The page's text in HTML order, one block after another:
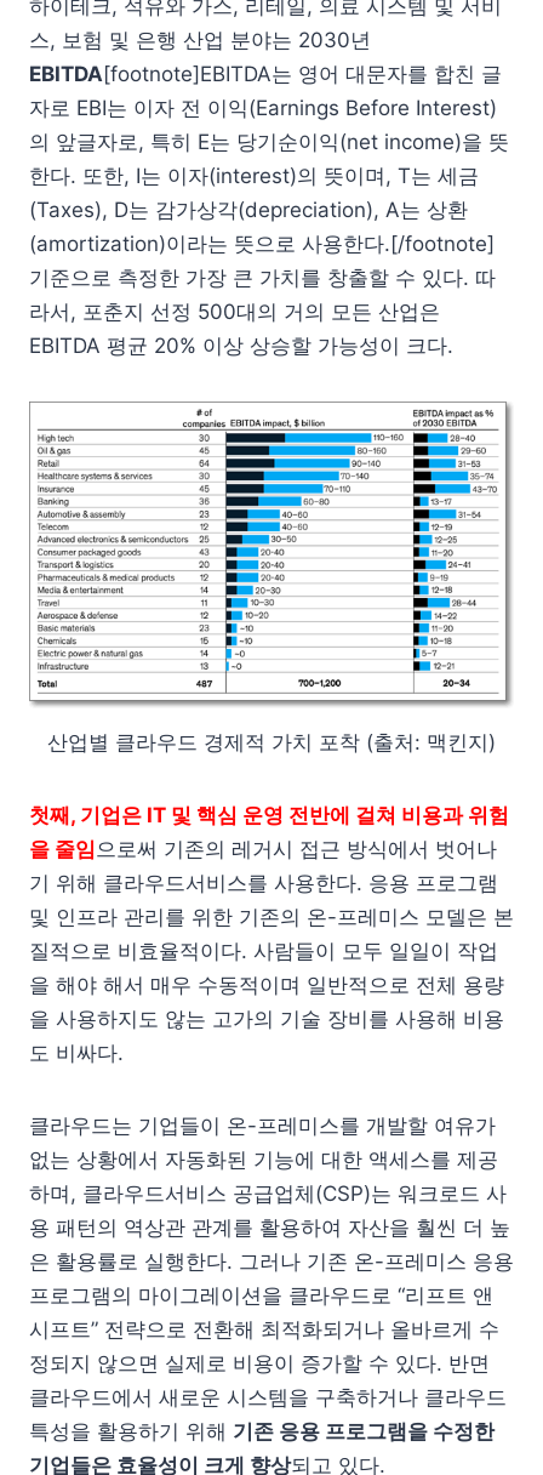
하이테크, 석유와 가스, 리테일, 의료 시스템 및 서비
스, 보험 및 은행 산업 분야는 2030년
EBITDA[footnote]EBITDA는 영어 대문자를 합친 글
자로 EBI는 이자 전 이익(Earnings Before Interest)
의 앞글자로, 특히 E는 당기순이익(net income)을 뜻
한다. 또한, I는 이자(interest)의 뜻이며, T는 세금
(Taxes), D는 감가상각(depreciation), A는 상환
(amortization)이라는 뜻으로 사용한다.[/footnote]
기준으로 측정한 가장 큰 가치를 창출할 수 있다. 따
라서, 포춘지 선정 500대의 거의 모든 산업은
EBITDA 평균 20% 이상 상승할 가능성이 크다.
산업별 클라우드 경제적 가치 포착 (출처: 맥킨지)
첫째, 기업은 IT 및 핵심 운영 전반에 걸쳐 비용과 위험
을 줄임 으로써 기존의 레거시 접근 방식에서 벗어나
기 위해 클라우드서비스를 사용한다. 응용 프로그램
및 인프라 관리를 위한 기존의 온-프레미스 모델은 본
질적으로 비효율적이다. 사람들이 모두 일일이 작업
을 해야 해서 매우 수동적이며 일반적으로 전체 용량
을 사용하지도 않는 고가의 기술 장비를 사용해 비용
도 비싸다.
클라우드는 기업들이 온-프레미스를 개발할 여유가
없는 상황에서 자동화된 기능에 대한 액세스를 제공
하며, 클라우드서비스 공급업체(CSP)는 워크로드 사
용 패턴의 역상관 관계를 활용하여 자산을 훨씬 더 높
은 활용률로 실행한다. 그러나 기존 온-프레미스 응용
프로그램의 마이그레이션을 클라우드로 “리프트 앤
시프트” 전략으로 전환해 최적화되거나 올바르게 수
정되지 않으면 실제로 비용이 증가할 수 있다. 반면
클라우드에서 새로운 시스템을 구축하거나 클라우드
특성을 활용하기 위해 기존 응용 프로그램을 수정한
기업들은 효율성이 크게 향상되고 있다.